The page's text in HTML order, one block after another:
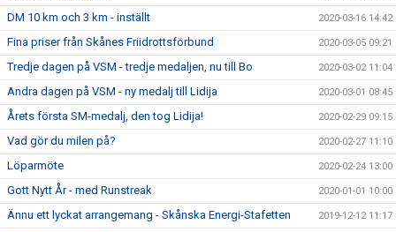
DM 10 km och 3 km - inställt 2020-03-16 14:42
Fina priser från Skånes Friidrottsförbund 2020-03-05 09:21
Tredje dagen på VSM - tredje medaljen, nu till Bo 2020-03-02 11:04
Andra dagen på VSM - ny medalj till Lidija 2020-03-01 08:45
Årets första SM-medalj, den tog Lidija! 2020-02-29 09:15
Vad gör du milen på? 2020-02-27 11:10
Löparmöte 2020-02-24 13:00
Gott Nytt År - med Runstreak 2020-01-01 10:00
Ännu ett lyckat arrangemang - Skånska Energi-Stafetten 2019-12-12 11:17